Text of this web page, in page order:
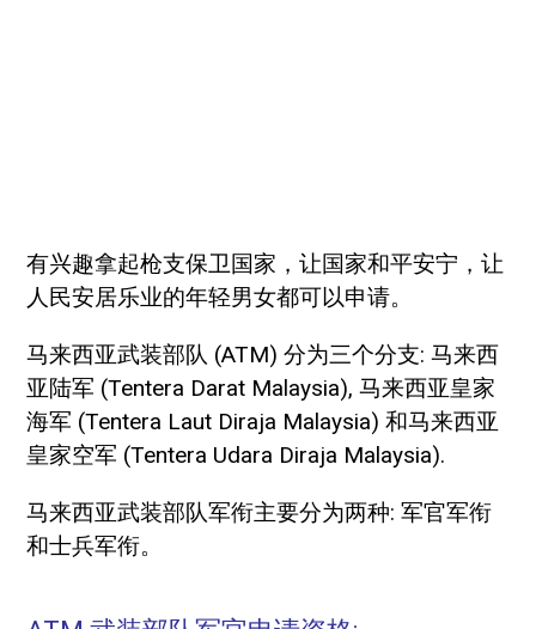
有兴趣拿起枪支保卫国家，让国家和平安宁，让
人民安居乐业的年轻男女都可以申请。
马来西亚武装部队 (ATM) 分为三个分支: 马来西
亚陆军 (Tentera Darat Malaysia), 马来西亚皇家
海军 (Tentera Laut Diraja Malaysia) 和马来西亚
皇家空军 (Tentera Udara Diraja Malaysia).
马来西亚武装部队军衔主要分为两种: 军官军衔
和士兵军衔。